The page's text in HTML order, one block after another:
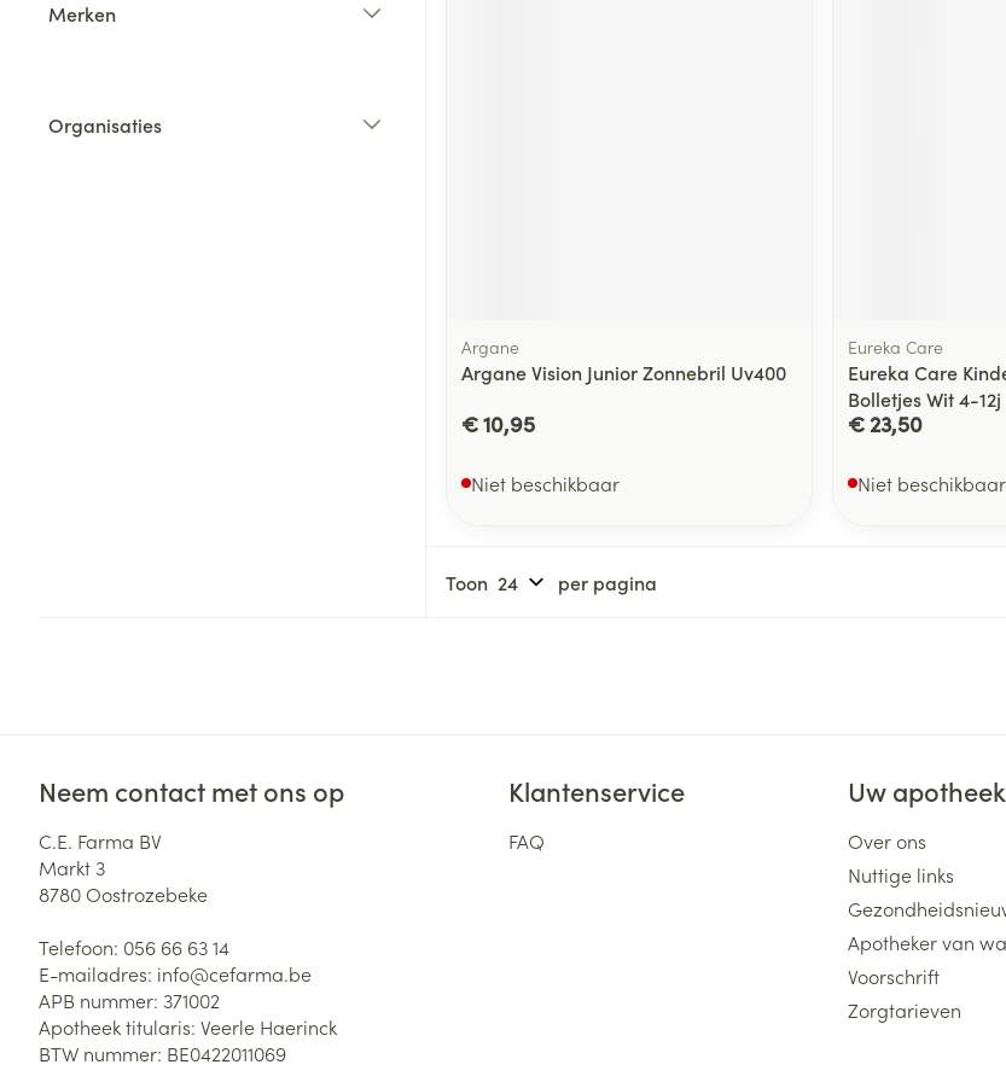
Merken
Organisaties
Argane
Argane Vision Junior Zonnebril Uv400
€ 10,95
Niet beschikbaar
Eureka Care
Eureka Care
Bolletjes Wit 4-12j
€ 23,50
Niet beschikbaar
Toon per pagina
Neem contact met ons op
C.E. Farma BV
Markt 3
8780Oostrozebeke
Telefoon: 056 66 63 14
E-mailadres: info@cefarma.be
APB nummer: 371002
Apotheek titularis: Veerle Haerinck
BTW nummer: BE0422011069
Klantenservice
FAQ
Uw apotheek
Over ons
Nuttige links
Apotheker van
Voorschrift
Zorgtarieven